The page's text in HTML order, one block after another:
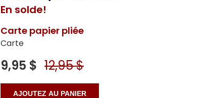
En solde!
Carte papier pliée
Carte
9,95 $ 12,95 $